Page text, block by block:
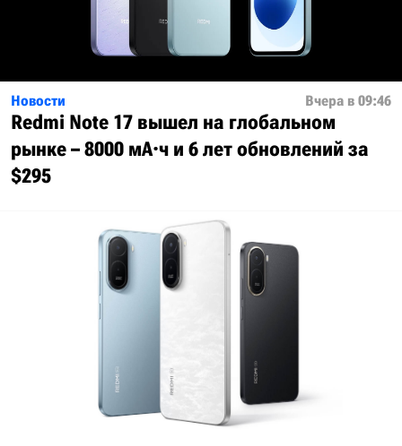
Новости Вчера в 09:46
Redmi Note 17 вышел на глобальном
рынке – 8000 мА·ч и 6 лет обновлений за
$295